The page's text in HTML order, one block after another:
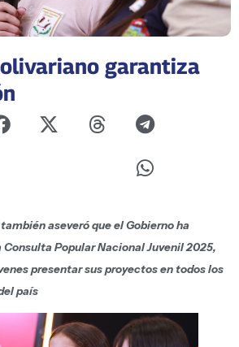
garantiza
aseveró que el Gobierno ha
Popular Nacional Juvenil 2025,
presentar sus proyectos en todos los
país